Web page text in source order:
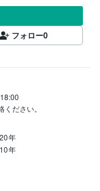
フォロー0
ださい。
年
年